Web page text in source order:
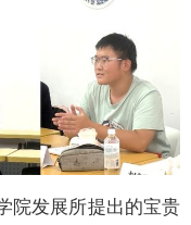
院发展所提出的宝贵